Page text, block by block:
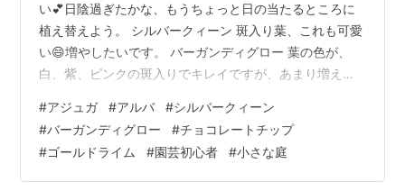
い💕日陰過ぎたかな、もうちょっと日の当たるところに
植え替えよう。 シルバークィーン 斑入り葉、これも可愛
い😄増やしたいです。 バーガンディグロー 葉の色が、
白、紫、ピンクの斑入りでキレイですが、あまり増えな
右：ゴールドライム チョコレートチップは花芽が多いで
すが、茎が軟弱なので雨が当たるとすぐ倒れてしまいま
す。合わない場所だと結構枯れるので、余り丈夫って感
じではないです。 ゴールドライムは、葉が大きく繁殖力
#アジュガ #アルバ #シルバークィーン
#バーガンディグロー #チョコレートチップ
#ゴールドライム #園芸初心者 #小さな庭